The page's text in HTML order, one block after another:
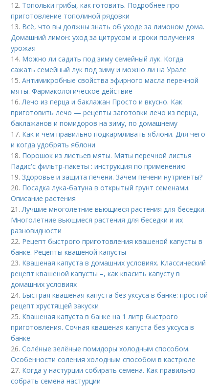
12. Топольки грибы, как готовить. Подробнее про
приготовление тополиной рядовки
13. Всё, что вы должны знать об уходе за лимоном дома.
Домашний лимон: уход за цитрусом и сроки получения
урожая
14. Можно ли садить под зиму семейный лук. Когда
сажать семейный лук под зиму и можно ли на Урале
15.Антимикробные свойства эфирного масла перечной
мяты. Фармакологическое действие
16.Лечо из перца и баклажан Просто и вкусно. Как
приготовить лечо — рецепты заготовки лечо из перца,
баклажанов и помидоров на зиму, по домашнему
17. Как и чем правильно подкармливать яблони. Для чего
и когда удобрять яблони
18. Порошок из листьев мяты. Мяты перечной листья
Падис'с фильтр-пакеты : инструкция по применению
19.Здоровье и защита печени. Зачем печени нутриенты?
20. Посадка лука-батуна в открытый грунт семенами.
Описание растения
21.Лучшие многолетние вьющиеся растения для беседки.
Многолетние вьющиеся растения для беседки и их
разновидности
22. Рецепт быстрого приготовления квашеной капусты в
банке. Рецепты квашеной капусты
23. Квашеная капуста в домашних условиях. Классический
рецепт квашеной капусты –, как квасить капусту в
домашних условиях
24. Быстрая квашеная капуста без уксуса в банке: простой
рецепт хрустящей закуски
25. Квашеная капуста в банке на 1 литр быстрого
приготовления. Сочная квашеная капуста без уксуса в
банке
26.Солёные зелёные помидоры холодным способом.
Особенности соления холодным способом в кастрюле
27. Когда у настурции собирать семена. Как правильно
собрать семена настурции